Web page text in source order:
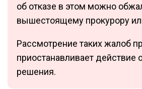
об отказе в этом можно
вышестоящему прокурору
Рассмотрение таких жалоб
приостанавливает действие
решения.